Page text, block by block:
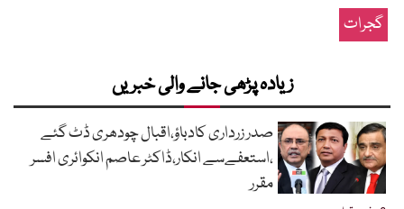
گجرات
زیادہ پڑھی جانے والی خبریں
صدر زرداری کادباؤ،اقبال چودھری ڈٹ گئے
،استعفےسے انکار،ڈاکٹر عاصم انکوائری افسر
مقرر